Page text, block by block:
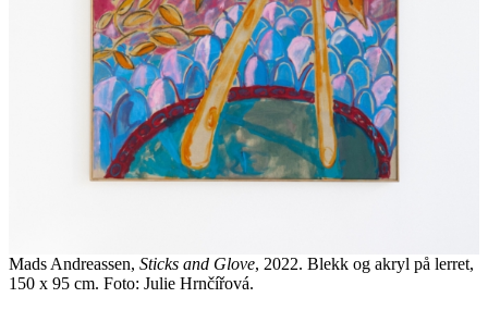
Mads Andreassen, Sticks and Glove, 2022. Blekk og akryl på lerret,
150 x 95 cm. Foto: Julie Hrnčířová.